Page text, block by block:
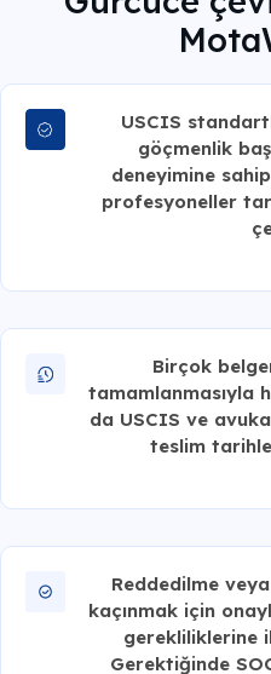
USCIS
göçmenlik
deneyimine
profesyoneller
Birçok
tamamlanmasıyla
da USCIS ve
teslim
Reddedilme
kaçınmak için
gerekliliklerine
Gerektiğinde